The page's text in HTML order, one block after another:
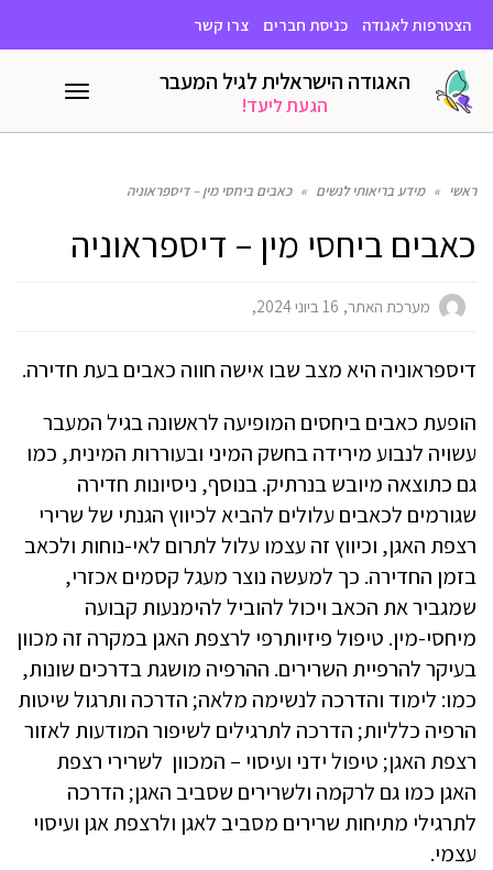
הצטרפות לאגודה כניסת חברים צרו קשר
האגודה הישראלית לגיל המעבר
הגעת ליעד!
תפריט
ראשי » מידע בריאותי לנשים » כאבים ביחסי מין – דיספראוניה
כאבים ביחסי מין – דיספראוניה
מערכת האתר 16 ביוני 2024
דיספראוניה היא מצב שבו אישה חווה כאבים בעת חדירה.
הופעת כאבים ביחסים המופיעה לראשונה בגיל המעבר
עשויה לנבוע מירידה בחשק המיני ובעוררות המינית, כמו
גם כתוצאה מיובש בנרתיק. בנוסף, ניסיונות חדירה
שגורמים לכאבים עלולים להביא לכיווץ הגנתי של שרירי
רצפת האגן, וכיווץ זה עצמו עלול לתרום לאי-נוחות ולכאב
בזמן החדירה. כך למעשה נוצר מעגל קסמים אכזרי,
שמגביר את הכאב ויכול להוביל להימנעות קבועה
מיחסי-מין. טיפול פיזיותרפי לרצפת האגן במקרה זה מכוון
בעיקר להרפיית השרירים. ההרפיה מושגת בדרכים שונות,
כמו: לימוד והדרכה לנשימה מלאה; הדרכה ותרגול שיטות
הרפיה כלליות; הדרכה לתרגילים לשיפור המודעות לאזור
רצפת האגן; טיפול ידני ועיסוי – המכוון לשרירי רצפת
האגן כמו גם לרקמה ולשרירים שסביב האגן; הדרכה
לתרגילי מתיחות שרירים מסביב לאגן ולרצפת אגן ועיסוי
עצמי.